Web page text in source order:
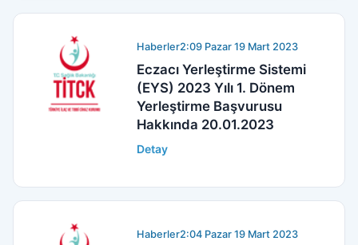
Haberler2:09 Pazar 19 Mart 2023
Eczacı Yerleştirme Sistemi
(EYS) 2023 Yılı 1. Dönem
Yerleştirme Başvurusu
Hakkında 20.01.2023
Detay
Haberler2:04 Pazar 19 Mart 2023